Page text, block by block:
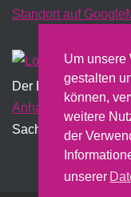
Um unsere
gestalten
können,
weitere
der
unserer
Standort auf
Der
Anhalt
gefördert
Sachbericht.